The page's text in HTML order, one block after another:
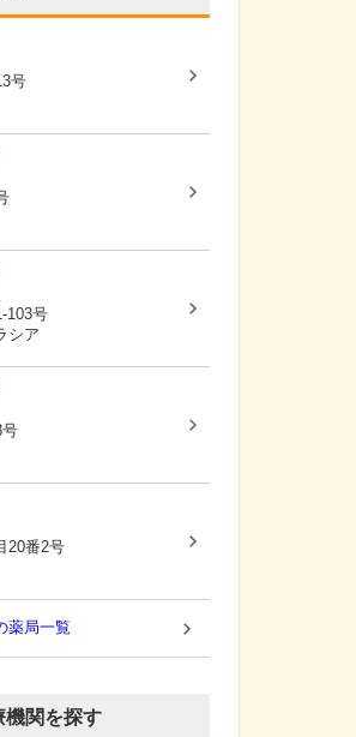
号
103号
シア
20番2号
薬局一覧
機関を探す